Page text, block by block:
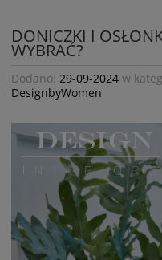
DONICZKI I
WYBRAĆ?
Dodano: 29-09-2024 w
DesignbyWomen